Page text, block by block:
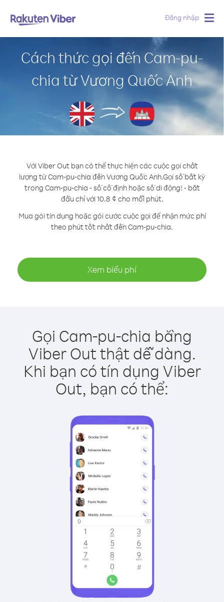
Đăng nhập
Cách thức gọi đến Cam-pu-
chia từ Vương Quốc Anh
Với Viber Out bạn có thể thực hiện các cuộc gọi chất
lượng từ Cam-pu-chia đến Vương Quốc Anh.Gọi số bất kỳ
trong Cam-pu-chia - số cố định hoặc số di động! - bắt
đầu chỉ với 10.8 ¢ cho mỗi phút.
Mua gói tín dụng hoặc gói cước cuộc gọi để nhận mức phí
theo phút tốt nhất đến Cam-pu-chia.
Xem biểu phí
Gọi Cam-pu-chia bằng
Viber Out thật dễ dàng.
Khi bạn có tín dụng Viber
Out, bạn có thể: